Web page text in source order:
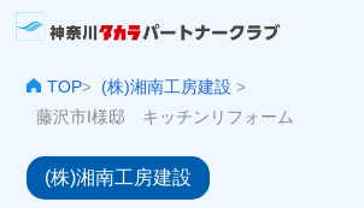
TOP> (株)湘南工房建設>
藤沢市I様邸 キッチンリフォーム
(株)湘南工房建設